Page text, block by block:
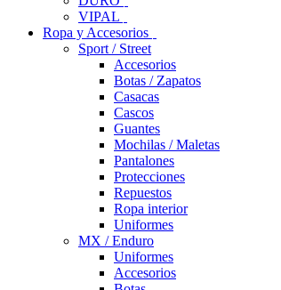
VIPAL
Ropa y Accesorios
Sport / Street
Accesorios
Botas / Zapatos
Casacas
Cascos
Guantes
Mochilas / Maletas
Pantalones
Protecciones
Repuestos
Ropa interior
Uniformes
MX / Enduro
Uniformes
Accesorios